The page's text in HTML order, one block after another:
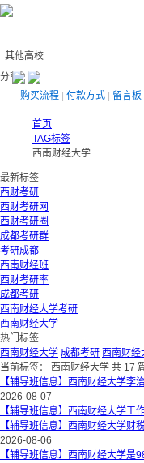
其他高校
购买流程 付款方式 留言板
分享：
首页
TAG标签
西南财经大学
最新标签
西财考研
西财考研网
西财考研圈
成都考研群
考研成都
西南财经班
西财考研率
成都考研
西南财经大学考研
西南财经大学
热门标签
西南财经大学 成都考研 西南财经
当前标签：
西南财经大学 共 17
【辅导班信息】西南财经大学李
2026-08-07
【辅导班信息】西南财经大学工
【辅导班信息】西南财经大学
2026-08-06
【辅导班信息】西南财经大学